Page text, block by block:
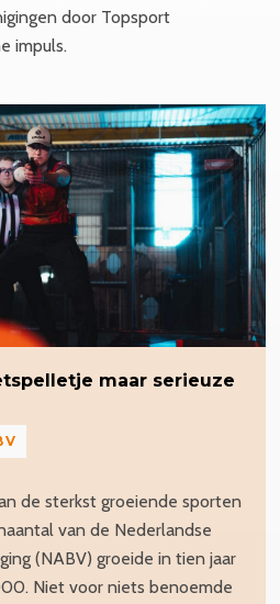
door Topsport
impuls.
maar serieuze
de sterkst groeiende sporten
van de Nederlandse
(NABV) groeide in tien jaar
Niet voor niets benoemde